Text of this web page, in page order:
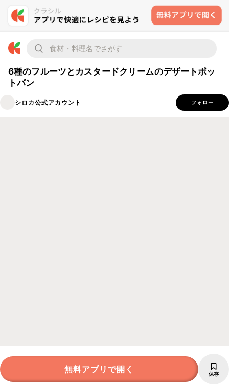
6種のフルーツとカスタードクリームのデザートポッ
トパン
シロカ公式アカウント フォロー
無料アプリで開く 保存